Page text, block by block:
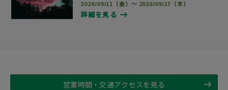
2026/09/11（金）～ 2026/09/17（木）
詳細を見る
営業時間・交通アクセスを見る